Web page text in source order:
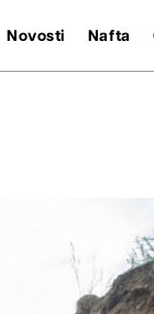
Novosti Nafta